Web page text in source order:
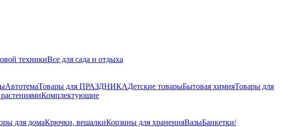
техникиВсе для сада и отдыха
АвтотемаТовары для ПРАЗДНИКАДетские товарыБытовая химияТовары для
Комплектующие
для домаКрючки, вешалкиКорзины для храненияВазыБанкетки/